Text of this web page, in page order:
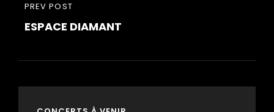
PREVIOUS
POST
PREV POST
ESPACE DIAMANT